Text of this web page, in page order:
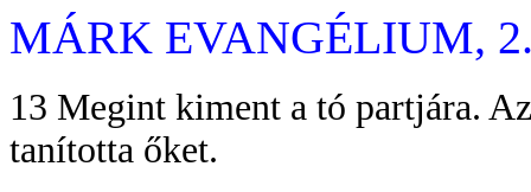
MÁRK EVANGÉLIUM,
13 Megint kiment a tó partjára.
tanította őket.